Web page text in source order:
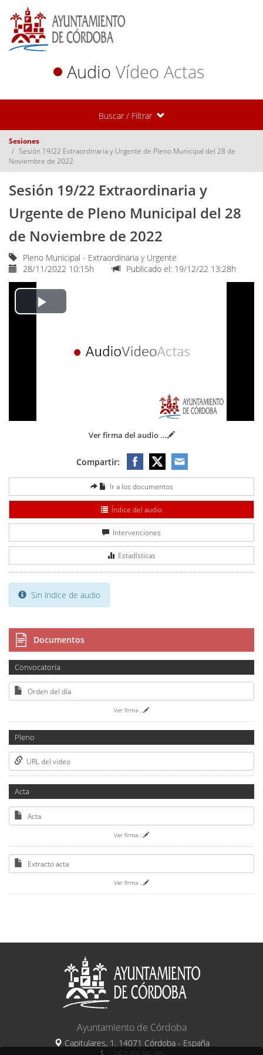
Audio Vídeo Actas
Buscar / Filtrar
Sesiones
Sesión 19/22 Extraordinaria y Urgente de Pleno Municipal del 28 de
Noviembre de 2022
Sesión 19/22 Extraordinaria y
Urgente de Pleno Municipal del 28
de Noviembre de 2022
Pleno Municipal - Extraordinaria y Urgente
28/11/2022 10:15h
Publicado el: 19/12/22 13:28h
Play
Ver firma del audio ...
Compartir:
Ir a los documentos
Índice del audio
Intervenciones
Estadísticas
Sin índice de audio
Documentos
Convocatoria
Orden del día
Ver firma ...
Pleno
URL del video
Acta
Acta
Ver firma
Extracto acta
Ver firma ...
Ayuntamiento de Córdoba
Capitulares, 1. 14071 Córdoba - España